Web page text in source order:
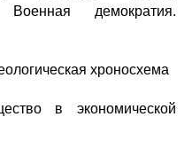
Военная демократия.
хроносхема
в экономической